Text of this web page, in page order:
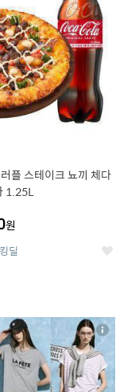
플 스테이크 뇨끼 체다
1.25L
원
딜 좋
상
세